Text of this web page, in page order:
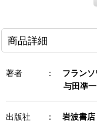
商品詳細
著者 ： フラン
与田凖一
出版社 ： 岩波書店